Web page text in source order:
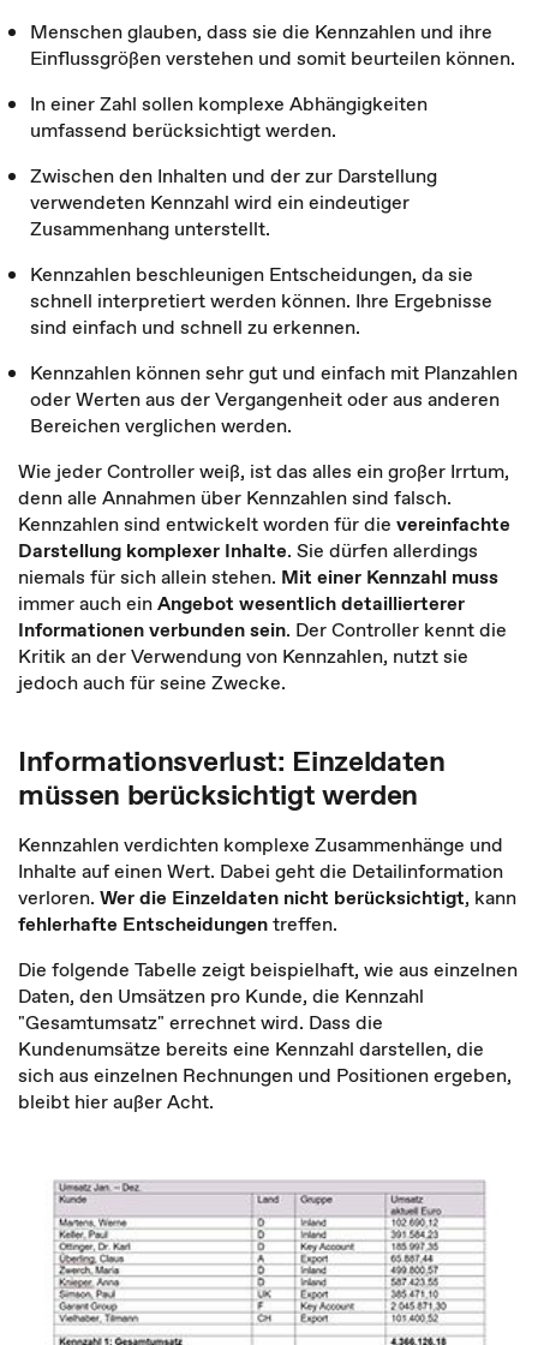
Menschen glauben, dass sie die Kennzahlen und ihre
Einflussgrößen verstehen und somit beurteilen können.
In einer Zahl sollen komplexe Abhängigkeiten
umfassend berücksichtigt werden.
Zwischen den Inhalten und der zur Darstellung
verwendeten Kennzahl wird ein eindeutiger
Zusammenhang unterstellt.
Kennzahlen beschleunigen Entscheidungen, da sie
schnell interpretiert werden können. Ihre Ergebnisse
sind einfach und schnell zu erkennen.
Kennzahlen können sehr gut und einfach mit Planzahlen
oder Werten aus der Vergangenheit oder aus anderen
Bereichen verglichen werden.
Wie jeder Controller weiß, ist das alles ein großer Irrtum,
denn alle Annahmen über Kennzahlen sind falsch.
Kennzahlen sind entwickelt worden für die vereinfachte
Darstellung komplexer Inhalte. Sie dürfen allerdings
niemals für sich allein stehen. Mit einer Kennzahl muss
immer auch einAngebot wesentlich detaillierterer
Informationen verbunden sein. Der Controller kennt die
Kritik an der Verwendung von Kennzahlen, nutzt sie
jedoch auch für seine Zwecke.
Informationsverlust: Einzeldaten
müssen berücksichtigt werden
Kennzahlen verdichten komplexe Zusammenhänge und
Inhalte auf einen Wert. Dabei geht die Detailinformation
verloren. Wer die Einzeldaten nicht berücksichtigt, kann
fehlerhafte Entscheidungentreffen.
Die folgende Tabelle zeigt beispielhaft, wie aus einzelnen
Daten, den Umsätzen pro Kunde, die Kennzahl
"Gesamtumsatz" errechnet wird. Dass die
Kundenumsätze bereits eine Kennzahl darstellen, die
sich aus einzelnen Rechnungen und Positionen ergeben,
bleibt hier außer Acht.